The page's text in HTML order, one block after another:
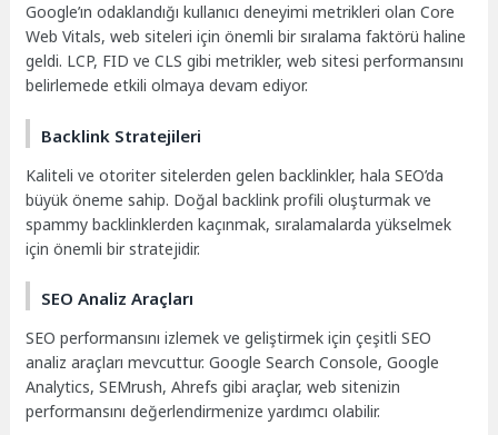
Google’ın odaklandığı kullanıcı deneyimi metrikleri olan Core
Web Vitals, web siteleri için önemli bir sıralama faktörü haline
geldi. LCP, FID ve CLS gibi metrikler, web sitesi performansını
belirlemede etkili olmaya devam ediyor.
Backlink Stratejileri
Kaliteli ve otoriter sitelerden gelen backlinkler, hala SEO’da
büyük öneme sahip. Doğal backlink profili oluşturmak ve
spammy backlinklerden kaçınmak, sıralamalarda yükselmek
için önemli bir stratejidir.
SEO Analiz Araçları
SEO performansını izlemek ve geliştirmek için çeşitli SEO
analiz araçları mevcuttur. Google Search Console, Google
Analytics, SEMrush, Ahrefs gibi araçlar, web sitenizin
performansını değerlendirmenize yardımcı olabilir.